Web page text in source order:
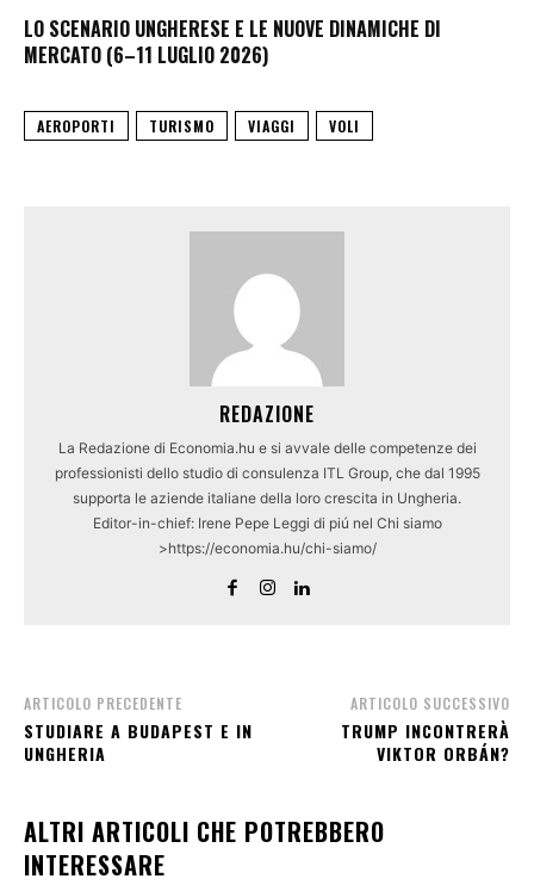
LO SCENARIO UNGHERESE E LE NUOVE DINAMICHE DI
MERCATO (6–11 LUGLIO 2026)
AEROPORTI TURISMO VIAGGI VOLI
REDAZIONE
La Redazione di Economia.hu e si avvale delle competenze dei
professionisti dello studio di consulenza ITL Group, che dal 1995
supporta le aziende italiane della loro crescita in Ungheria.
Editor-in-chief: Irene Pepe Leggi di piú nel Chi siamo
>https://economia.hu/chi-siamo/
ARTICOLO PRECEDENTE
STUDIARE A BUDAPEST E IN
UNGHERIA
ARTICOLO SUCCESSIVO
TRUMP INCONTRERÀ
VIKTOR ORBÁN?
ALTRI ARTICOLI CHE POTREBBERO
INTERESSARE